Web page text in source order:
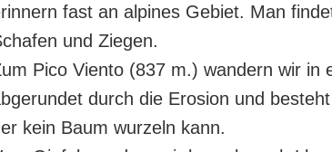
fast an alpines Gebiet. Man
und Ziegen.
Pico Viento (837 m.) wandern wir in
durch die Erosion und
kein Baum wurzeln kann.